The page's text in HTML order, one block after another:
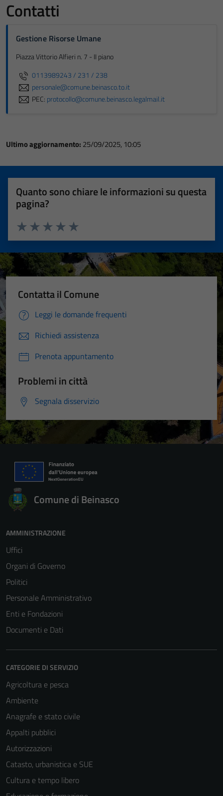
Contatti
Gestione Risorse Umane
Piazza Vittorio Alfieri n. 7 - II piano
0113989243 / 231 / 238
personale@comune.beinasco.to.it
PEC: protocollo@comune.beinasco.legalmail.it
Ultimo aggiornamento: 25/09/2025, 10:05
Quanto sono chiare le informazioni su questa
pagina?
Valuta 5 stelle su 5
Valuta 4 stelle su 5
Valuta 3 stelle su 5
Valuta 2 stelle su 5
Valuta 1 stelle su 5
Contatta il Comune
Leggi le domande frequenti
Richiedi assistenza
Prenota appuntamento
Problemi in città
Segnala disservizio
Comune di Beinasco
AMMINISTRAZIONE
Uffici
Organi di Governo
Politici
Personale Amministrativo
Enti e Fondazioni
Documenti e Dati
CATEGORIE DI SERVIZIO
Agricoltura e pesca
Ambiente
Anagrafe e stato civile
Appalti pubblici
Autorizzazioni
Catasto, urbanistica e SUE
Cultura e tempo libero